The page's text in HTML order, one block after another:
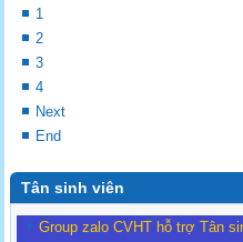
1
2
3
4
Next
End
Tân sinh viên
Group zalo CVHT hỗ trợ Tân